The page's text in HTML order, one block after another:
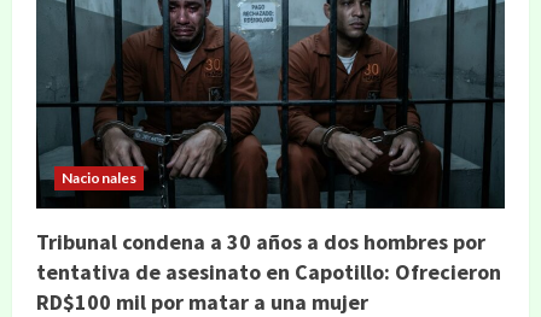
Nacionales
Tribunal condena a 30 años a dos hombres por
tentativa de asesinato en Capotillo: Ofrecieron
RD$100 mil por matar a una mujer